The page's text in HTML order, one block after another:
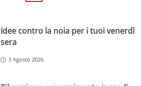
Idee contro la noia per i tuoi venerdì
sera
3 Agosto 2026